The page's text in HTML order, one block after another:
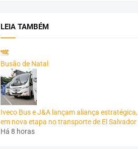
LEIA TAMBÉM
Busão de Natal
Iveco Bus e J&A lançam aliança estratégica,
em nova etapa no transporte de El Salvador
Há 8 horas